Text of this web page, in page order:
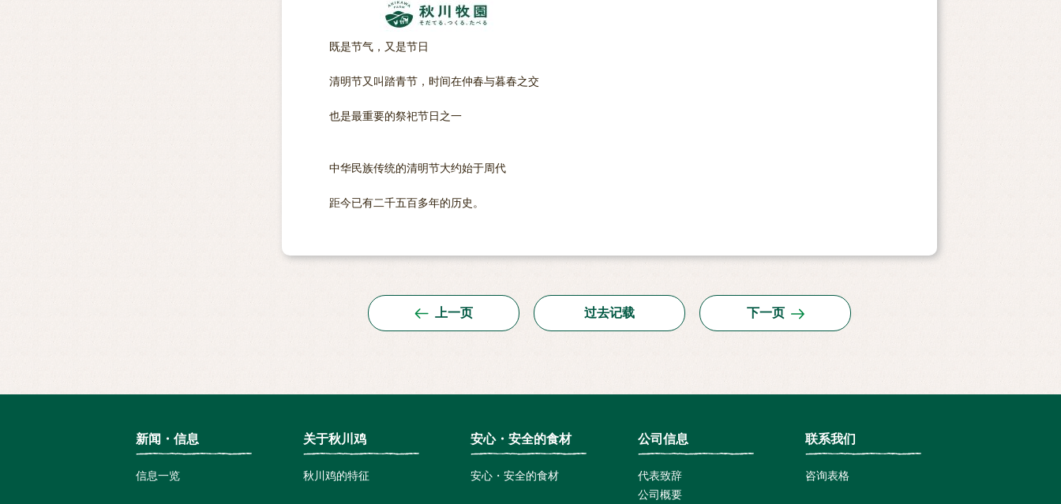
既是节气，又是节日
清明节又叫踏青节，时间在仲春与暮春之交
也是最重要的祭祀节日之一
中华民族传统的清明节大约始于周代
距今已有二千五百多年的历史。
上一页 过去记载 下一页
新闻・信息
信息一览
关于秋川鸡
秋川鸡的特征
安心・安全的食材
安心・安全的食材
公司信息
代表致辞
公司概要
联系我们
咨询表格